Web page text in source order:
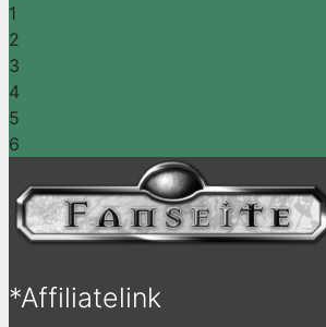
1
2
3
4
5
6
*Affiliatelink